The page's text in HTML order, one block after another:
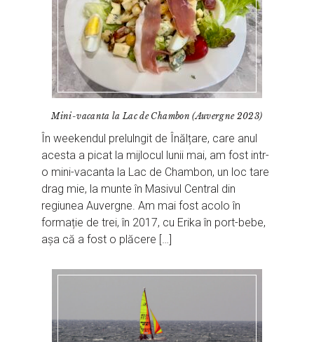
Mini-vacanta la Lac de Chambon (Auvergne 2023)
În weekendul prelulngit de Înălțare, care anul
acesta a picat la mijlocul lunii mai, am fost intr-
o mini-vacanta la Lac de Chambon, un loc tare
drag mie, la munte în Masivul Central din
regiunea Auvergne. Am mai fost acolo în
formație de trei, în 2017, cu Erika în port-bebe,
așa că a fost o plăcere […]